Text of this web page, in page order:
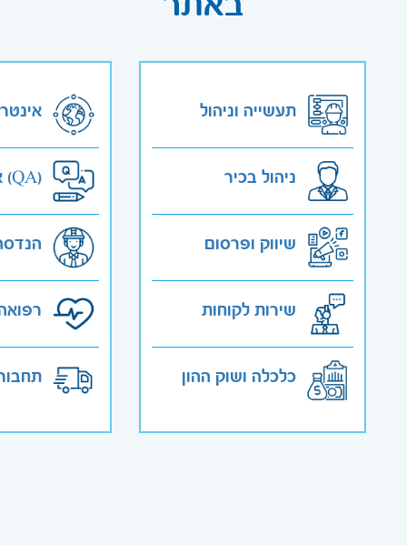
תעשייה וניהול
ניהול בכיר
שיווק ופרסום
שירות לקוחות
כלכלה ושוק ההון
אבטחת איכות (QA)